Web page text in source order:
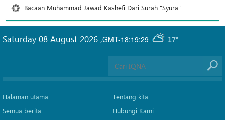
Bacaan Muhammad Jawad Kashefi Dari Surah "Syura"
GMT-18:19:29 17°
Saturday 08 August 2026 ,
Halaman utama
Semua berita
Tentang kita
Hubungi Kami